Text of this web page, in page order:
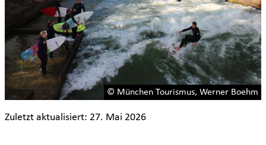
© München Tourismus, Werner Boehm
Zuletzt aktualisiert: 27. Mai 2026